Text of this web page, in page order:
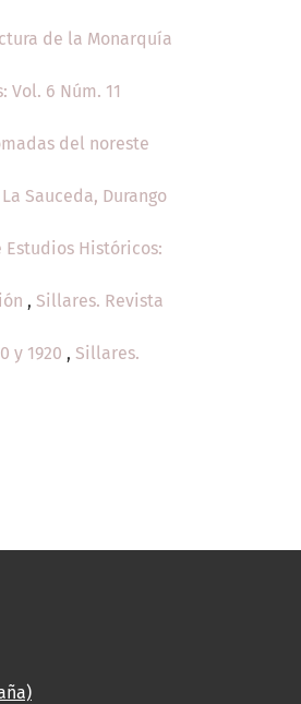
de la Monarquía
6 Núm. 11
del noreste
Sauceda, Durango
Históricos:
, Sillares. Revista
y 1920 , Sillares.